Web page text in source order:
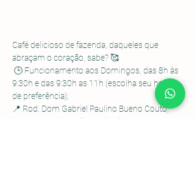
Café delicioso de fazenda, daqueles que
abraçam o coração, sabe? 🥰
9:30h e das 9:30h as 11h (escolha seu horário
de preferência);
📍 Rod. Dom Gabriel Paulino Bueno Couto,
km 92,5 - Pedregulho, Cabreúva - SP.